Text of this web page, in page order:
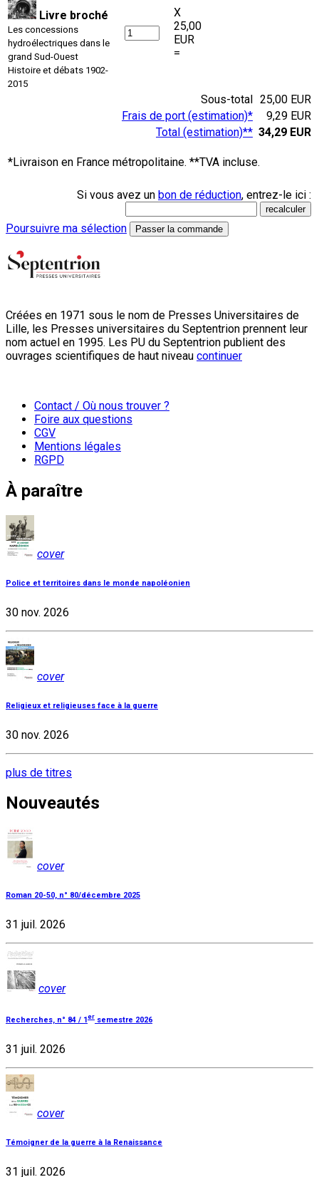
Livre broché
Les concessions
hydroélectriques dans le
grand Sud-Ouest
Histoire et débats 1902-
2015
X
25,00
EUR
=
Sous-total 25,00 EUR
Frais de port (estimation)*
9,29 EUR
Total (estimation)** 34,29 EUR
*Livraison en France métropolitaine. **TVA incluse.
Si vous avez un bon de réduction, entrez-le ici :
Poursuivre ma sélection Passer la commande
Créées en 1971 sous le nom de Presses Universitaires de
Lille, les Presses universitaires du Septentrion prennent leur
nom actuel en 1995. Les PU du Septentrion publient des
ouvrages scientifiques de haut niveau continuer
Contact / Où nous trouver ?
Foire aux questions
CGV
Mentions légales
RGPD
À paraître
cover
Police et territoires dans le monde napoléonien
30 nov. 2026
cover
Religieux et religieuses face à la guerre
30 nov. 2026
plus de titres
Nouveautés
cover
Roman 20-50, n° 80/décembre 2025
31 juil. 2026
cover
Recherches, n° 84 / 1er semestre 2026
31 juil. 2026
cover
Témoigner de la guerre à la Renaissance
31 juil. 2026